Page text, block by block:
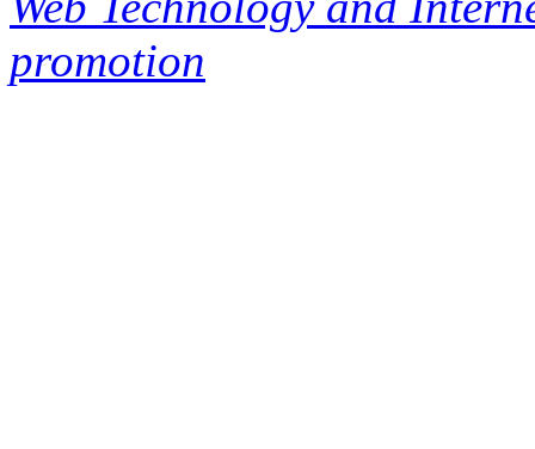
promotion